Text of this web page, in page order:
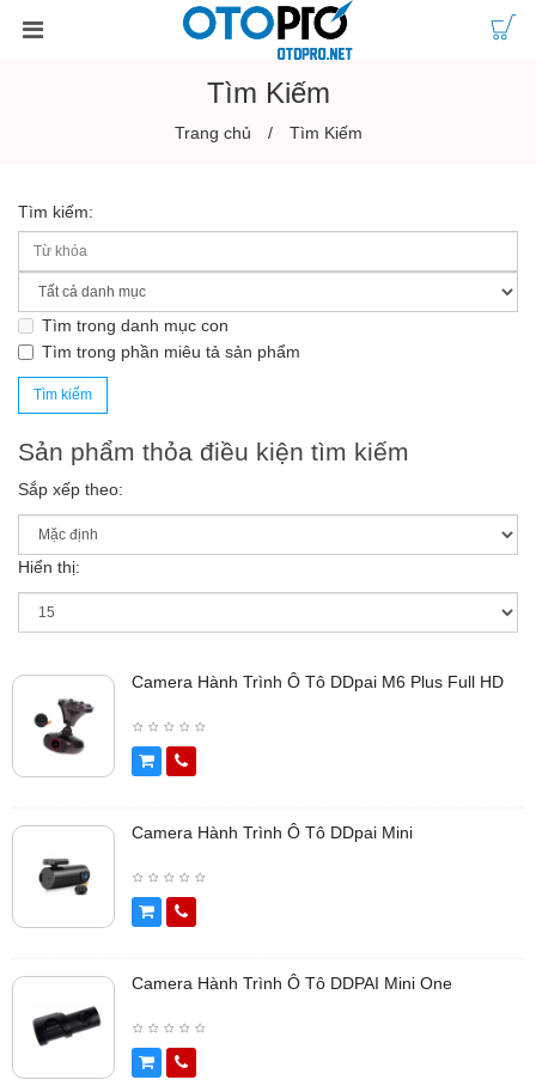
Tìm Kiếm
Trang chủ Tìm Kiếm
Tìm kiếm:
Tìm trong danh mục con
Tìm trong phần miêu tả sản phẩm
Sản phẩm thỏa điều kiện tìm kiếm
Sắp xếp theo:
Hiển thị:
Camera Hành Trình Ô Tô DDpai M6 Plus Full HD
Camera Hành Trình Ô Tô DDpai Mini
Camera Hành Trình Ô Tô DDPAI Mini One